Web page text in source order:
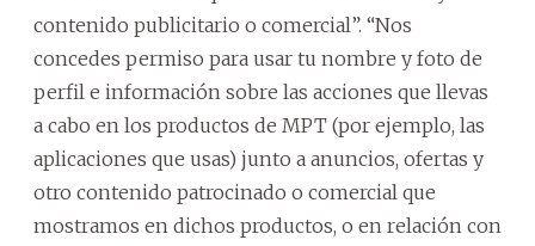
contenido publicitario o comercial”. “Nos
concedes permiso para usar tu nombre y foto de
perfil e información sobre las acciones que llevas
a cabo en los productos de MPT (por ejemplo, las
aplicaciones que usas) junto a anuncios, ofertas y
otro contenido patrocinado o comercial que
mostramos en dichos productos, o en relación con